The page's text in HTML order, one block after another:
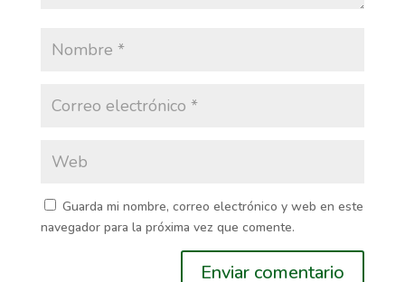
Guarda mi nombre, correo electrónico y web en este
navegador para la próxima vez que comente.